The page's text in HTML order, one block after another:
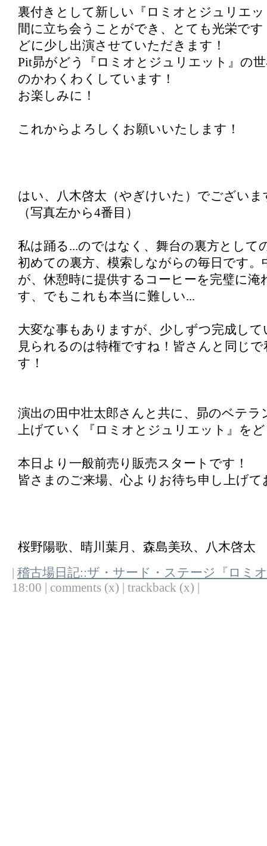
裏付きとして新しい『ロミオとジュリエ
間に立ち会うことができ、とても光栄で
どに少し出演させていただきます！
Pit昴がどう『ロミオとジュリエット』の
のかわくわくしています！
お楽しみに！
これからよろしくお願いいたします！
はい、八木啓太（やぎけいた）でございま
（写真左から4番目）
私は踊る...のではなく、舞台の裏方として
初めての裏方、模索しながらの毎日です。
が、休憩時に提供するコーヒーを完璧に淹
す、でもこれも本当に難しい...
大変な事もありますが、少しずつ完成し
見られるのは特権ですね！皆さんと同じ
す！
演出の田中壮太郎さんと共に、昴のベテラ
上げていく『ロミオとジュリエット』を
本日より一般前売り販売スタートです！
皆さまのご来場、心よりお待ち申し上げて
桜野陽歌、晴川葉月、森島美玖、八木啓太
稽古場日記::ザ・サード・ステージ『ロミ
18:00 | comments (x) | trackback (x) |